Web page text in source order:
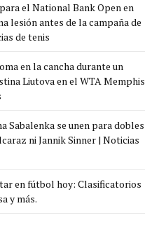
el National Bank Open en
lesión antes de la campaña de
de tenis
en la cancha durante un
Liutova en el WTA Memphis
Sabalenka se unen para dobles
ni Jannik Sinner | Noticias
en fútbol hoy: Clasificatorios
y más.